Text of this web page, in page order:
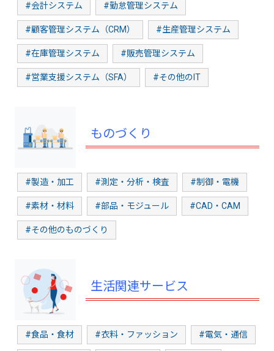
#会計システム #勤怠管理システム
#顧客管理システム（CRM） #生産管理システム
#在庫管理システム #販売管理システム
#営業支援システム（SFA） #その他のIT
ものづくり
#製造・加工 #測定・分析・検査 #制御・電機
#素材・材料 #部品・モジュール #CAD・CAM
#その他のものづくり
生活関連サービス
#食品・食材 #衣料・ファッション #電気・通信